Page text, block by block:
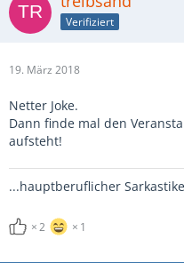
Verifiziert
19. März 2018
Netter Joke.
Dann finde mal den
aufsteht!
...hauptberuflicher
2 1